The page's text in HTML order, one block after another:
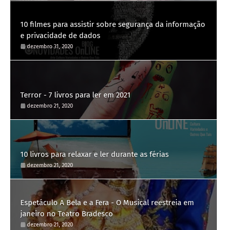
10 filmes para assistir sobre segurança da informação
e privacidade de dados
dezembro 31, 2020
Terror - 7 livros para ler em 2021
dezembro 21, 2020
10 livros para relaxar e ler durante as férias
dezembro 21, 2020
Espetáculo A Bela e a Fera - O Musical reestreia em
janeiro no Teatro Bradesco
dezembro 21, 2020